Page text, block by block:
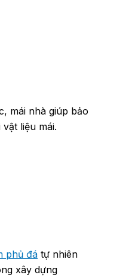
mái nhà giúp bảo
liệu mái.
phủ đá tự nhiên
xây dựng